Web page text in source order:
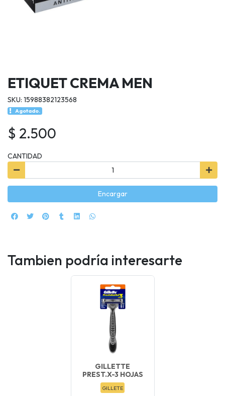
ETIQUET CREMA MEN
SKU: 15988382123568
Agotado.
$ 2.500
CANTIDAD
Encargar
Tambien podría interesarte
GILLETTE
PREST.X-3 HOJAS
GILLETE